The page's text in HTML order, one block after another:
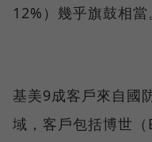
12%）幾乎旗鼓相當
基美9成客戶來自國
域，客戶包括博世